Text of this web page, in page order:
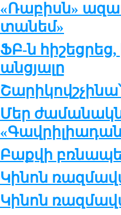
«Ռաբիսն»
տանեմ»
ՖԲ-ն
անցյալը
Մեր
Բաքվի
Կինոն
Կինոն